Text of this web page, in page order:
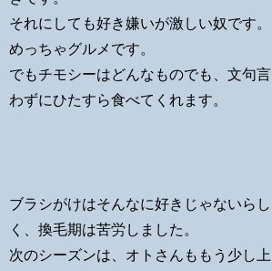
それにしても好き嫌いが激しい奴です。
めっちゃグルメです。
でもチモシーはどんなものでも、文句言
わずにひたすら食べてくれます。
ブラシがけはそんなに好きじゃないらし
く、換毛期は苦労しました。
次のシーズンは、オトさんももう少し上